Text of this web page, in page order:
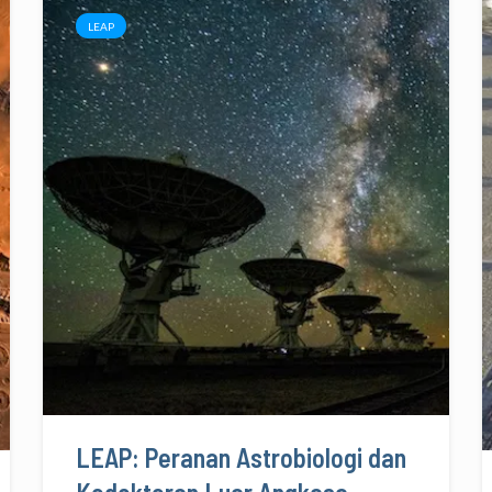
LEAP
LEAP: Peranan Astrobiologi dan